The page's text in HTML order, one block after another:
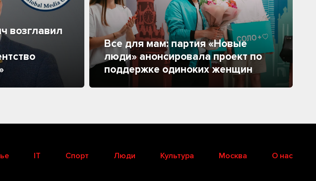
возглавил
Все для мам: партия «Новые
люди» анонсировала проект по
поддержке одиноких женщин
IT Спорт Люди Культура Москва О нас